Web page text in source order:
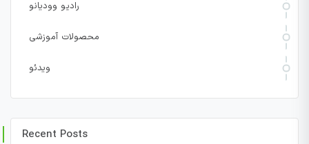
رادیو وودیانو
محصولات آموزشی
ویدئو
Recent Posts